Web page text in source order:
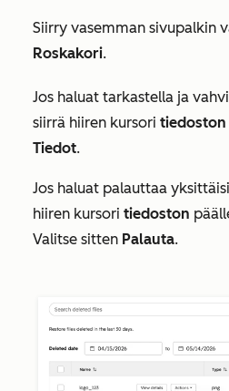
Siirry vasemman sivupalkin
Roskakori.
Jos haluat tarkastella ja
siirrä hiiren kursori tiedoston
Tiedot.
Jos haluat palauttaa
hiiren kursori tiedoston
Valitse sitten Palauta.